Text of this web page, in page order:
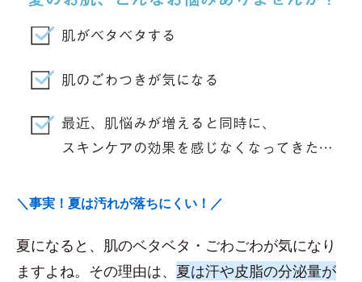
＼事実！夏は汚れが落ちにくい！／
夏になると、肌のベタベタ・ごわごわが気になり
ますよね。その理由は、 夏は汗や皮脂の分泌量が